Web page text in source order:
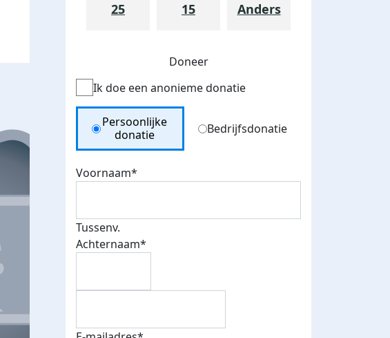
25 15 Anders
Doneer
Ik doe een anonieme donatie
Donation Type
Persoonlijke
donatie
Bedrijfsdonatie
Voornaam*
Tussenv.
Achternaam*